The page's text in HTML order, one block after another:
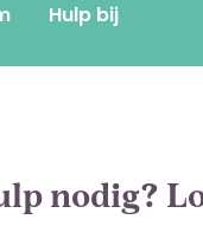
Hulp bij
nodig?